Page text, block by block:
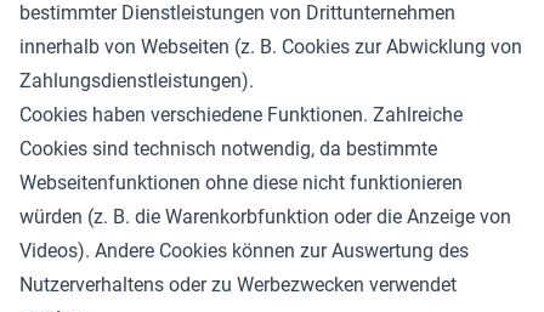
bestimmter Dienstleistungen von Drittunternehmen
innerhalb von Webseiten (z. B. Cookies zur Abwicklung von
Zahlungsdienstleistungen).
Cookies haben verschiedene Funktionen. Zahlreiche
Cookies sind technisch notwendig, da bestimmte
Webseitenfunktionen ohne diese nicht funktionieren
würden (z. B. die Warenkorbfunktion oder die Anzeige von
Videos). Andere Cookies können zur Auswertung des
Nutzerverhaltens oder zu Werbezwecken verwendet